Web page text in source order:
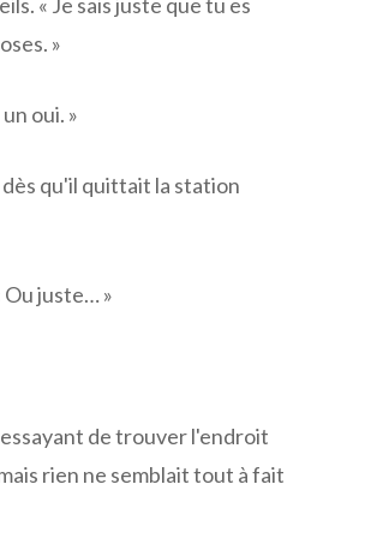
»
oui. »
dès qu'il quittait la station
Ou juste… »
de trouver l'endroit
rien ne semblait tout à fait